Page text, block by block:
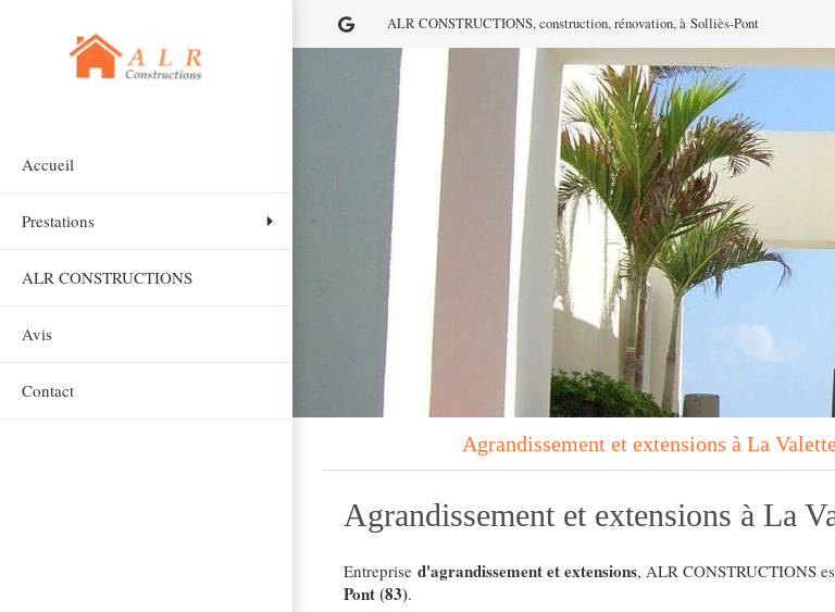
Accueil
Prestations
ALR CONSTRUCTIONS
Avis
Contact
ALR CONSTRUCTIONS, construction, rénovation, à Solliès-Pont
Agrandissement et extensions à La
Agrandissement et extensions à La
Entreprise d'agrandissement et extensions, ALR CONSTRUCTIONS
Pont (83).